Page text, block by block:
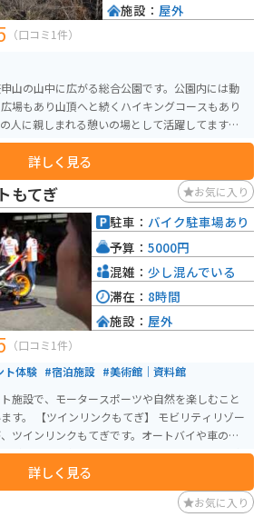
（口コミ1件）
山の山中に広がる総合公園です。公園内には動
場もあり山頂へと続くハイキングコースもあり
人に親しまれる憩いの場として活躍してます。春
。
詳しく見る
施設： 屋外
もてぎ お気に入り
（口コミ1件）
ト体験 #宿泊施設 #美術館｜資料館
施設で、モータースポーツや自然を楽しむこと
ティリゾー
ツインリンクもてぎです。オートバイや車のレ
があり、国内外のモータースポーツイベントが
のドライバーやライダーも走行体験ができる日
ポーツを身近に感じることができます。 【ホ
テルツインリンクもてぎは、サーキットに隣接
詳しく見る
駐車： バイク駐車場あり
予算： 5000円
混雑： 少し混んでいる
滞在： 8時間
施設： 屋外
お気に入り